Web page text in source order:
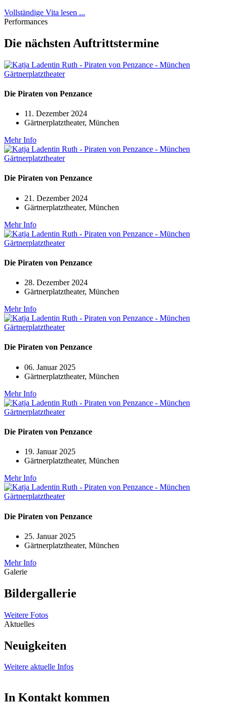
Vollständige Vita lesen ...
Performances
Die nächsten Auftrittstermine
Die Piraten von Penzance
11. Dezember 2024
Gärtnerplatztheater, München
Mehr Info
Die Piraten von Penzance
21. Dezember 2024
Gärtnerplatztheater, München
Mehr Info
Die Piraten von Penzance
28. Dezember 2024
Gärtnerplatztheater, München
Mehr Info
Die Piraten von Penzance
06. Januar 2025
Gärtnerplatztheater, München
Mehr Info
Die Piraten von Penzance
19. Januar 2025
Gärtnerplatztheater, München
Mehr Info
Die Piraten von Penzance
25. Januar 2025
Gärtnerplatztheater, München
Mehr Info
Galerie
Bildergallerie
Weitere Fotos
Aktuelles
Neuigkeiten
Weitere aktuelle Infos
In Kontakt kommen